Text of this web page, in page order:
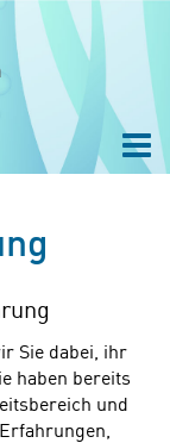
Sie dabei, ihr
haben bereits
und